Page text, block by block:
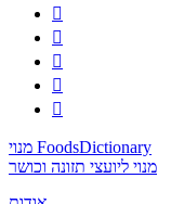





מנוי FoodsDictionary
מנוי ליועצי תזונה וכושר